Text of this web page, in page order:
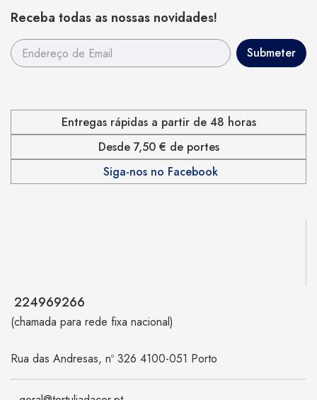
Receba todas as nossas novidades!
Entregas rápidas a partir de 48 horas
Desde 7,50 € de portes
Siga-nos no Facebook
224969266
(chamada para rede fixa nacional)
Rua das Andresas, nº 326 4100-051 Porto